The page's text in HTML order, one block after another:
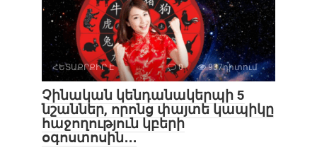
ՀԵՏԱՔՐՔԻՐ Է 0 937դիտում
Չինական կենդանակերպի 5
նշաններ, որոնց փայտե կապիկը
հաջողություն կբերի
օգոստոսին․․․